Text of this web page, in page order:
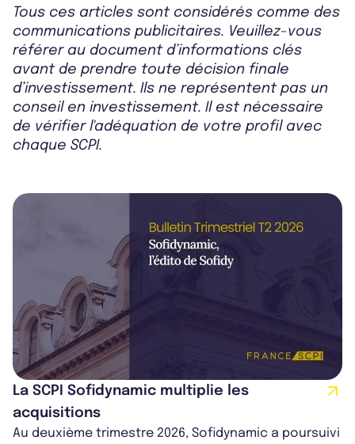
Tous ces articles sont considérés comme des
communications publicitaires. Veuillez-vous
référer au document d’informations clés
avant de prendre toute décision finale
d’investissement. Ils ne représentent pas un
conseil en investissement. Il est nécessaire
de vérifier l'adéquation de votre profil avec
chaque SCPI.
La SCPI Sofidynamic multiplie les
acquisitions
Au deuxième trimestre 2026, Sofidynamic a poursuivi